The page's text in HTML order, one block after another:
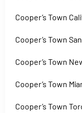
Cooper’s Town
Cooper’s Town
Cooper’s Town
Cooper’s Town
Cooper’s Town